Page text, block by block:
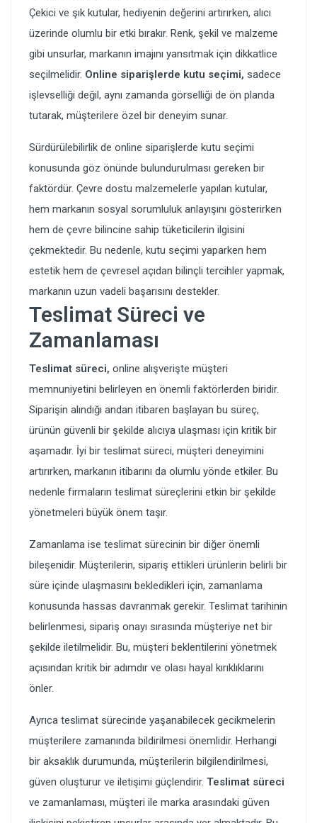
Çekici ve şık kutular, hediyenin değerini artırırken, alıcı
üzerinde olumlu bir etki bırakır. Renk, şekil ve malzeme
gibi unsurlar, markanın imajını yansıtmak için dikkatlice
seçilmelidir. Online siparişlerde kutu seçimi, sadece
işlevselliği değil, aynı zamanda görselliği de ön planda
tutarak, müşterilere özel bir deneyim sunar.
Sürdürülebilirlik de online siparişlerde kutu seçimi
konusunda göz önünde bulundurulması gereken bir
faktördür. Çevre dostu malzemelerle yapılan kutular,
hem markanın sosyal sorumluluk anlayışını gösterirken
hem de çevre bilincine sahip tüketicilerin ilgisini
çekmektedir. Bu nedenle, kutu seçimi yaparken hem
estetik hem de çevresel açıdan bilinçli tercihler yapmak,
markanın uzun vadeli başarısını destekler.
Teslimat Süreci ve
Zamanlaması
Teslimat süreci, online alışverişte müşteri
memnuniyetini belirleyen en önemli faktörlerden biridir.
Siparişin alındığı andan itibaren başlayan bu süreç,
ürünün güvenli bir şekilde alıcıya ulaşması için kritik bir
aşamadır. İyi bir teslimat süreci, müşteri deneyimini
artırırken, markanın itibarını da olumlu yönde etkiler. Bu
nedenle firmaların teslimat süreçlerini etkin bir şekilde
yönetmeleri büyük önem taşır.
Zamanlama ise teslimat sürecinin bir diğer önemli
bileşenidir. Müşterilerin, sipariş ettikleri ürünlerin belirli bir
süre içinde ulaşmasını bekledikleri için, zamanlama
konusunda hassas davranmak gerekir. Teslimat tarihinin
belirlenmesi, sipariş onayı sırasında müşteriye net bir
şekilde iletilmelidir. Bu, müşteri beklentilerini yönetmek
açısından kritik bir adımdır ve olası hayal kırıklıklarını
önler.
Ayrıca teslimat sürecinde yaşanabilecek gecikmelerin
müşterilere zamanında bildirilmesi önemlidir. Herhangi
bir aksaklık durumunda, müşterilerin bilgilendirilmesi,
güven oluşturur ve iletişimi güçlendirir. Teslimat süreci
ve zamanlaması, müşteri ile marka arasındaki güven